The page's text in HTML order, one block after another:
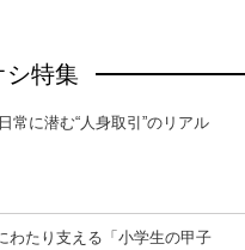
シ特集
常に潜む“人身取引”のリアル
わたり支える「小学生の甲子